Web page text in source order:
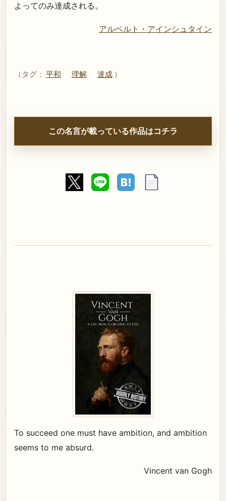
よってのみ達成される。
アルベルト・アインシュタイン
（タグ： 平和 理解 達成 ）
この名言が載っている作品はコチラ
To succeed one must have ambition, and ambition
seems to me absurd.
Vincent van Gogh